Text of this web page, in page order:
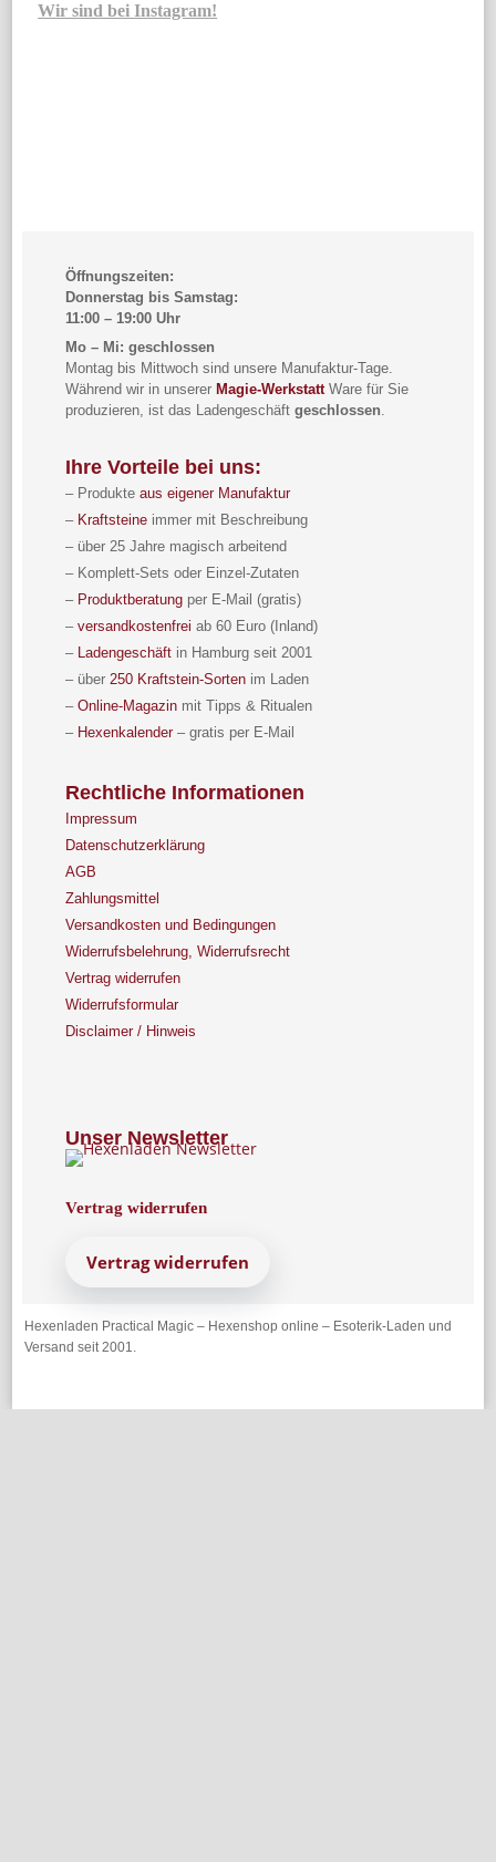
Wir sind bei Instagram!
Öffnungszeiten:
Donnerstag bis Samstag:
11:00 – 19:00 Uhr
Mo – Mi: geschlossen
Montag bis Mittwoch sind unsere Manufaktur-Tage.
Während wir in unsererMagie-WerkstattWare für Sie
produzieren, ist das Ladengeschäft geschlossen
Ihre Vorteile bei uns:
– Produkte aus eigener Manufaktur
– Kraftsteineimmer mit Beschreibung
– über 25 Jahre magisch arbeitend
– Komplett-Sets oder Einzel-Zutaten
– Produktberatungper E-Mail (gratis)
– versandkostenfrei ab 60 Euro (Inland)
– Ladengeschäftin Hamburg seit 2001
– über 250 Kraftstein-Sortenim Laden
– Online-Magazinmit Tipps & Ritualen
– Hexenkalender – gratis per E-Mail
Rechtliche Informationen
Impressum
Datenschutzerklärung
AGB
Zahlungsmittel
Versandkosten und Bedingungen
Widerrufsbelehrung, Widerrufsrecht
Vertrag widerrufen
Widerrufsformular
Disclaimer / Hinweis
Unser Newsletter
Vertrag widerrufen
Vertrag widerrufen
Hexenladen Practical Magic – Hexenshop online – Esoterik-Laden und
Versand seit 2001.